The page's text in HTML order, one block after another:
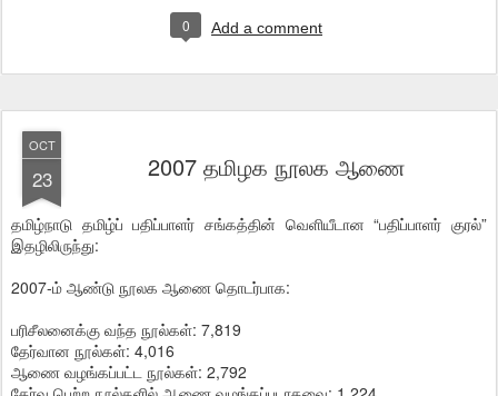
0 Add a comment
OCT
23 2007 தமிழக நூலக ஆணை
தமிழ்நாடு தமிழ்ப் பதிப்பாளர் சங்கத்தின் வெளியீடான “பதிப்பாளர் குரல்”
இதழிலிருந்து:
2007-ம் ஆண்டு நூலக ஆணை தொடர்பாக:
பரிசீலனைக்கு வந்த நூல்கள்: 7,819
தேர்வான நூல்கள்: 4,016
ஆணை வழங்கப்பட்ட நூல்கள்: 2,792